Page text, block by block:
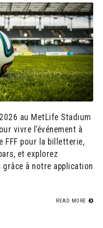
au MetLife Stadium
vivre l’événement à
FFF pour la billetterie,
et explorez
à notre application
READ MORE